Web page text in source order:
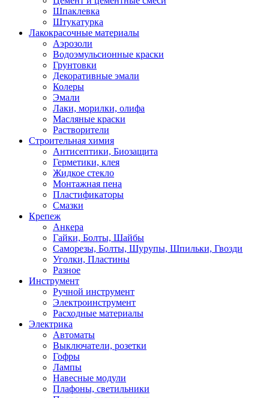
Шпаклевка
Штукатурка
Лакокрасочные материалы
Аэрозоли
Водоэмульсионные краски
Грунтовки
Декоративные эмали
Колеры
Эмали
Лаки, морилки, олифа
Масляные краски
Растворители
Строительная химия
Антисептики, Биозащита
Герметики, клея
Жидкое стекло
Монтажная пена
Пластификаторы
Смазки
Крепеж
Анкера
Гайки, Болты, Шайбы
Саморезы, Болты, Шурупы, Шпильки, Гвозди
Уголки, Пластины
Разное
Инструмент
Ручной инструмент
Электроинструмент
Расходные материалы
Электрика
Автоматы
Выключатели, розетки
Гофры
Лампы
Навесные модули
Плафоны, светильники